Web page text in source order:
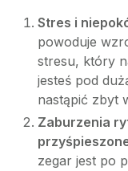
Stres i
powoduje
stresu, który
jesteś pod
nastąpić zbyt
Zaburzenia
zegar jest po